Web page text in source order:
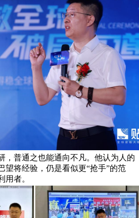
，普通之也能通向不凡。他认为人的
望将经验，仍是看似更“抢手”的范
用者。